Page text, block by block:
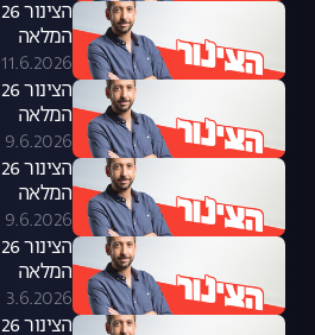
המלאה
11.6.2026
המלאה
9.6.2026
המלאה
9.6.2026
המלאה
3.6.2026